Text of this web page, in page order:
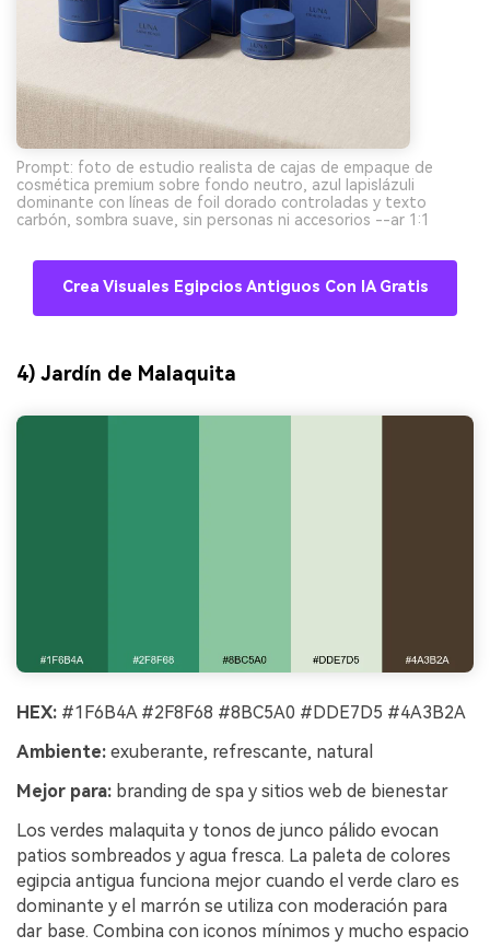
Prompt: foto de estudio realista de cajas de empaque de
cosmética premium sobre fondo neutro, azul lapislázuli
dominante con líneas de foil dorado controladas y texto
carbón, sombra suave, sin personas ni accesorios --ar 1:1
Crea Visuales Egipcios Antiguos Con IA Gratis
4) Jardín de Malaquita
HEX: #1F6B4A #2F8F68 #8BC5A0 #DDE7D5 #4A3B2A
Ambiente: exuberante, refrescante, natural
Mejor para: branding de spa y sitios web de bienestar
Los verdes malaquita y tonos de junco pálido evocan
patios sombreados y agua fresca. La paleta de colores
egipcia antigua funciona mejor cuando el verde claro es
dominante y el marrón se utiliza con moderación para
dar base. Combina con iconos mínimos y mucho espacio